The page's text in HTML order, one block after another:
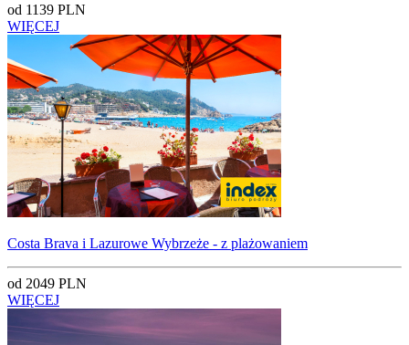
od 1139 PLN
WIĘCEJ
Costa Brava i Lazurowe Wybrzeże - z plażowaniem
od 2049 PLN
WIĘCEJ